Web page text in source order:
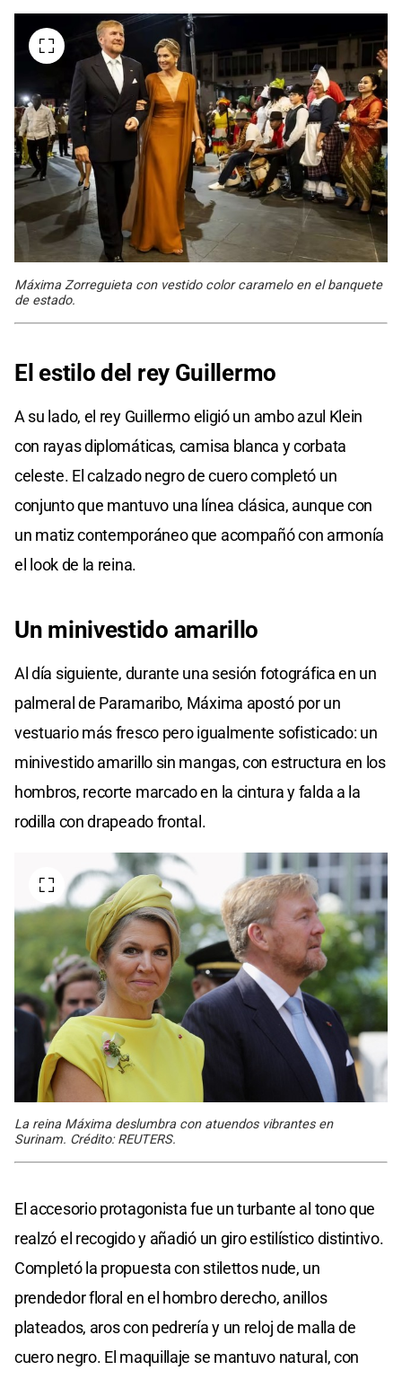
Máxima Zorreguieta con vestido color caramelo en el banquete
de estado.
El estilo del rey Guillermo
A su lado, el rey Guillermo eligió un ambo azul Klein
con rayas diplomáticas, camisa blanca y corbata
celeste. El calzado negro de cuero completó un
conjunto que mantuvo una línea clásica, aunque con
un matiz contemporáneo que acompañó con armonía
el look de la reina.
Un minivestido amarillo
Al día siguiente, durante una sesión fotográfica en un
palmeral de Paramaribo, Máxima apostó por un
vestuario más fresco pero igualmente sofisticado: un
minivestido amarillo sin mangas, con estructura en los
hombros, recorte marcado en la cintura y falda a la
rodilla con drapeado frontal.
La reina Máxima deslumbra con atuendos vibrantes en
Surinam. Crédito: REUTERS.
El accesorio protagonista fue un turbante al tono que
realzó el recogido y añadió un giro estilístico distintivo.
Completó la propuesta con stilettos nude, un
prendedor floral en el hombro derecho, anillos
plateados, aros con pedrería y un reloj de malla de
cuero negro. El maquillaje se mantuvo natural, con